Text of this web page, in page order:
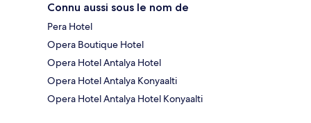
Connu aussi sous le nom de
Pera Hotel
Opera Boutique Hotel
Opera Hotel Antalya Hotel
Opera Hotel Antalya Konyaalti
Opera Hotel Antalya Hotel Konyaalti